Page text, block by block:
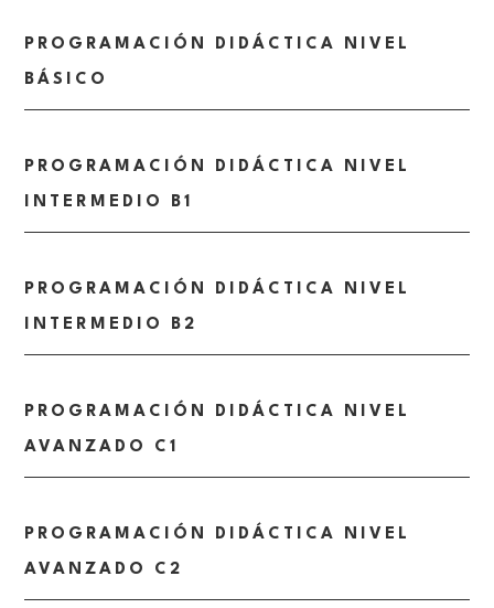
PROGRAMACIÓN DIDÁCTICA NIVEL
BÁSICO
PROGRAMACIÓN DIDÁCTICA NIVEL
INTERMEDIO B1
PROGRAMACIÓN DIDÁCTICA NIVEL
INTERMEDIO B2
PROGRAMACIÓN DIDÁCTICA NIVEL
AVANZADO C1
PROGRAMACIÓN DIDÁCTICA NIVEL
AVANZADO C2